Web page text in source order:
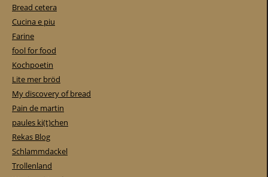
Bread cetera
Cucina e piu
Farine
fool for food
Kochpoetin
Lite mer bröd
My discovery of bread
Pain de martin
paules ki(t)chen
Rekas Blog
Schlammdackel
Trollenland